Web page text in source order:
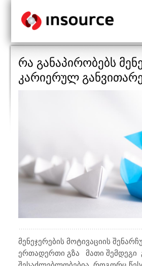
რა განაპირობებს
კარიერულ
მენეჯერების მოტივაციის
ერთადერთი გზა
მათი შემდეგი